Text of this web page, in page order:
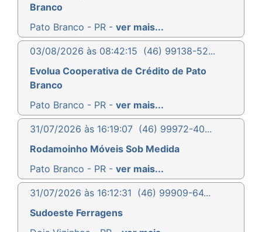
Branco
Pato Branco - PR - ver mais...
03/08/2026 às 08:42:15 (46) 99138-52...
Evolua Cooperativa de Crédito de Pato
Branco
Pato Branco - PR - ver mais...
31/07/2026 às 16:19:07 (46) 99972-40...
Rodamoinho Móveis Sob Medida
Pato Branco - PR - ver mais...
31/07/2026 às 16:12:31 (46) 99909-64...
Sudoeste Ferragens